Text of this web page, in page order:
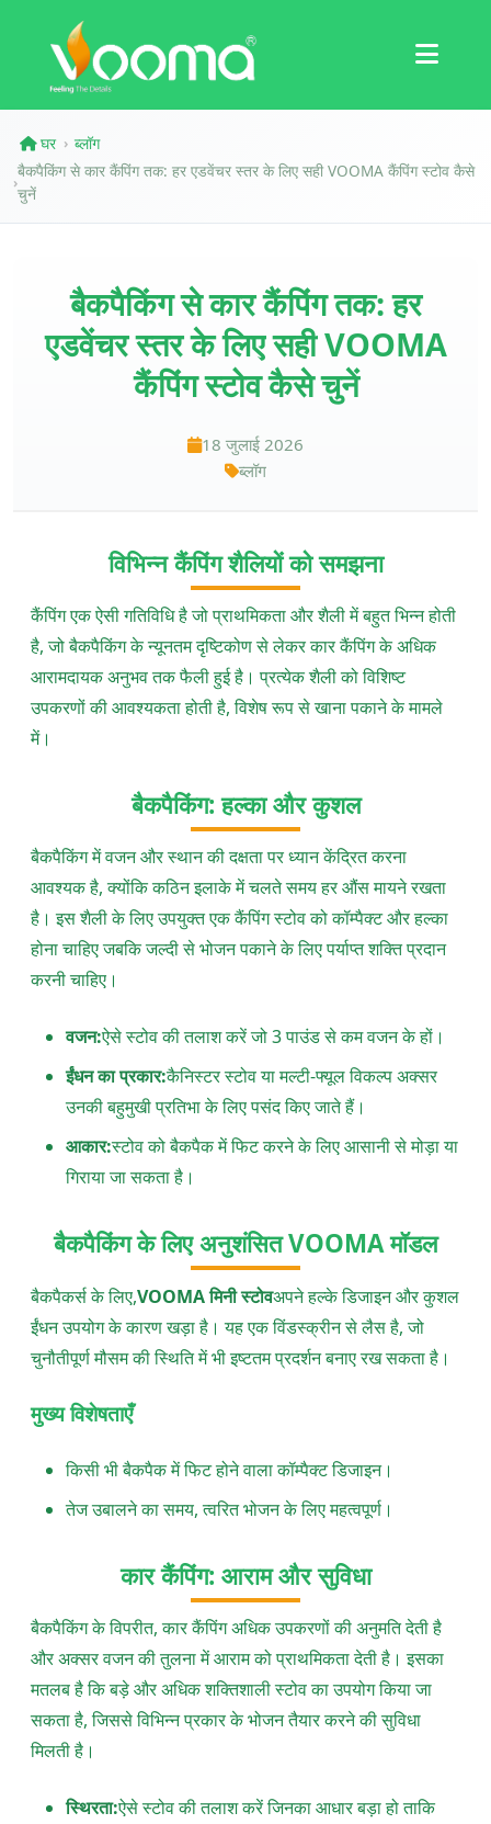
प्रमाणपत्र
केस स्टडी
घर › ब्लॉग
›
बैकपैकिंग से कार कैंपिंग तक: हर एडवेंचर स्तर के लिए सही VOOMA कैंपिंग स्टोव कैसे
चुनें
बैकपैकिंग से कार कैंपिंग तक: हर
एडवेंचर स्तर के लिए सही VOOMA
कैंपिंग स्टोव कैसे चुनें
18 जुलाई 2026
ब्लॉग
विभिन्न कैंपिंग शैलियों को समझना
कैंपिंग एक ऐसी गतिविधि है जो प्राथमिकता और शैली में बहुत भिन्न होती
है, जो बैकपैकिंग के न्यूनतम दृष्टिकोण से लेकर कार कैंपिंग के अधिक
आरामदायक अनुभव तक फैली हुई है। प्रत्येक शैली को विशिष्ट
उपकरणों की आवश्यकता होती है, विशेष रूप से खाना पकाने के मामले
में।
बैकपैकिंग: हल्का और कुशल
बैकपैकिंग में वजन और स्थान की दक्षता पर ध्यान केंद्रित करना
आवश्यक है, क्योंकि कठिन इलाके में चलते समय हर औंस मायने रखता
है। इस शैली के लिए उपयुक्त एक कैंपिंग स्टोव को कॉम्पैक्ट और हल्का
होना चाहिए जबकि जल्दी से भोजन पकाने के लिए पर्याप्त शक्ति प्रदान
करनी चाहिए।
वजन:ऐसे स्टोव की तलाश करें जो 3 पाउंड से कम वजन के हों।
ईंधन का प्रकार:कैनिस्टर स्टोव या मल्टी-फ्यूल विकल्प अक्सर
उनकी बहुमुखी प्रतिभा के लिए पसंद किए जाते हैं।
आकार:स्टोव को बैकपैक में फिट करने के लिए आसानी से मोड़ा या
गिराया जा सकता है।
बैकपैकिंग के लिए अनुशंसित VOOMA मॉडल
बैकपैकर्स के लिए,VOOMA मिनी स्टोवअपने हल्के डिजाइन और कुशल
ईंधन उपयोग के कारण खड़ा है। यह एक विंडस्क्रीन से लैस है, जो
चुनौतीपूर्ण मौसम की स्थिति में भी इष्टतम प्रदर्शन बनाए रख सकता है।
मुख्य विशेषताएँ
किसी भी बैकपैक में फिट होने वाला कॉम्पैक्ट डिजाइन।
तेज उबालने का समय, त्वरित भोजन के लिए महत्वपूर्ण।
कार कैंपिंग: आराम और सुविधा
बैकपैकिंग के विपरीत, कार कैंपिंग अधिक उपकरणों की अनुमति देती है
और अक्सर वजन की तुलना में आराम को प्राथमिकता देती है। इसका
मतलब है कि बड़े और अधिक शक्तिशाली स्टोव का उपयोग किया जा
सकता है, जिससे विभिन्न प्रकार के भोजन तैयार करने की सुविधा
मिलती है।
स्थिरता:ऐसे स्टोव की तलाश करें जिनका आधार बड़ा हो ताकि